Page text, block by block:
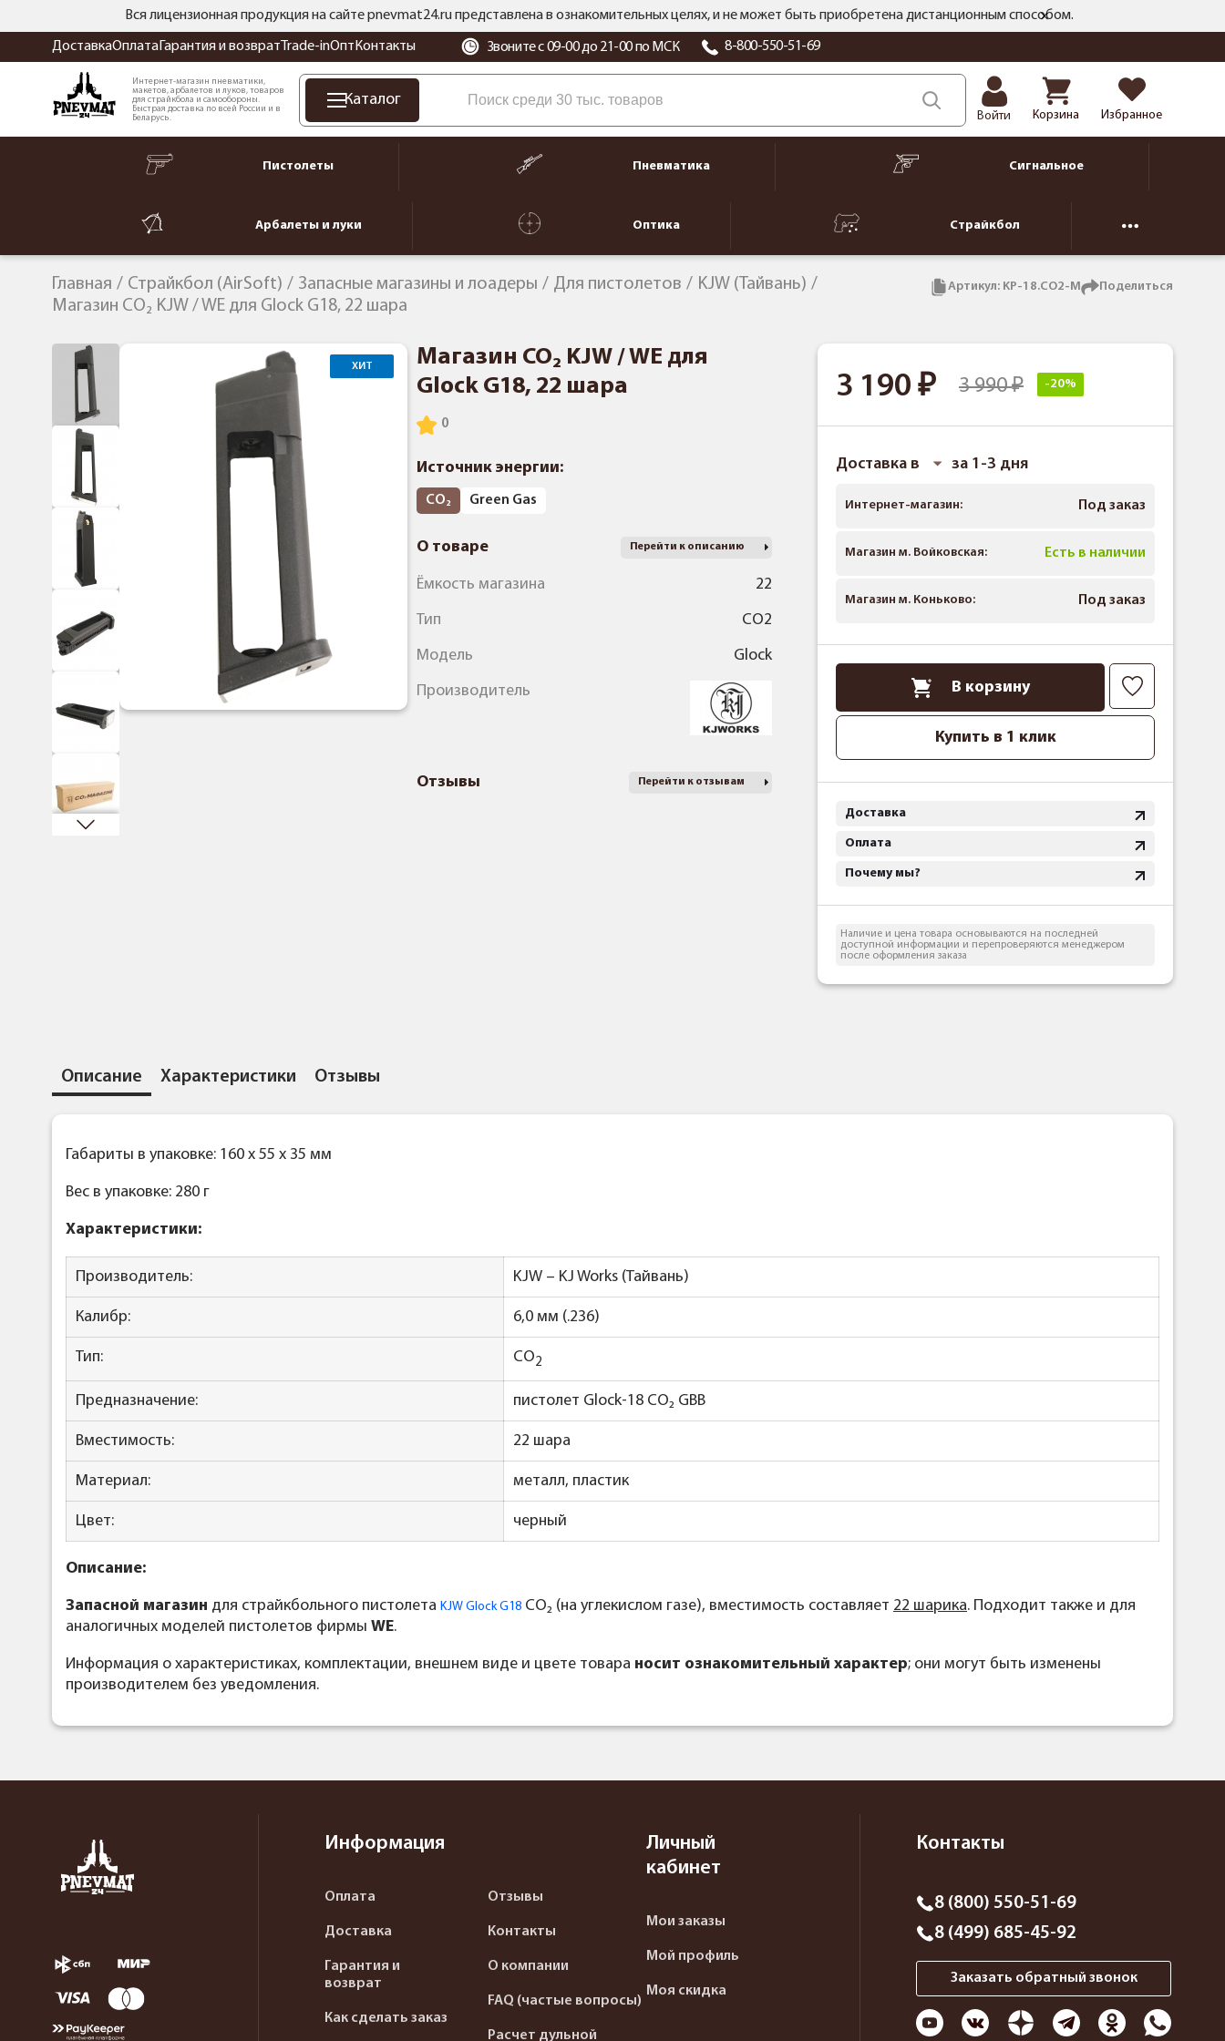
Вся лицензионная продукция на сайте pnevmat24.ru представлена в ознакомительных целях, и не может быть приобретена дистанционным способом.
ДоставкаОплата Гарантия и возврат Trade-inОпт Контакты Звоните с 09-00 до 21-00 по МСК 8-800-550-51-69
Интернет-магазин пневматики,
макетов, арбалетов и луков, товаров
для страйкбола и самообороны.
Быстрая доставка по всей России и в
Беларусь.
Каталог
Войти Корзина Избранное
Пистолеты Пневматика Сигнальное
Арбалеты и луки Оптика Страйкбол
Главная Страйкбол (AirSoft) Запасные магазины и лоадеры Для пистолетов
KJW (Тайвань)
Магазин CO₂ KJW / WE для Glock G18, 22 шара
Артикул: KP-18.CO2-M Поделиться
ХИТ
Магазин CO₂ KJW / WE для
Glock G18, 22 шара
Источник энергии:
CO₂ Green Gas
О товаре Перейти к описанию
Ёмкость магазина 22
Тип CO2
Модель Glock
Производитель
Отзывы Перейти к отзывам
3 190 3 990 -20%
Доставка в за 1-3 дня
Интернет-магазин: Под заказ
Магазин м. Войковская: Есть в наличии
Магазин м. Коньково: Под заказ
В корзину
Купить в 1 клик
Доставка
Оплата
Почему мы?
Наличие и цена товара основываются на последней
доступной информации и перепроверяются менеджером
после оформления заказа
Описание Характеристики Отзывы
Габариты в упаковке: 160 x 55 x 35 мм
Вес в упаковке: 280 г
Характеристики:
Производитель: KJW – KJ Works (Тайвань)
Калибр: 6,0 мм (.236)
Тип: CO2
Предназначение: пистолет Glock-18 CO₂ GBB
Вместимость: 22 шара
Материал: металл, пластик
Цвет: черный
Описание:
Запасной магазин для страйкбольного пистолета KJW Glock G18 CO₂ (на углекислом газе), вместимость составляет 22 шарика. Подходит также и для
аналогичных моделей пистолетов фирмы WE.
Информация о характеристиках, комплектации, внешнем виде и цвете товара носит ознакомительный характер; они могут быть изменены
производителем без уведомления.
Информация
Оплата
Доставка
Гарантия и
возврат
Как сделать заказ
Отзывы
Контакты
О компании
FAQ (частые вопросы)
Расчет дульной
Личный
кабинет
Мои заказы
Мой профиль
Моя скидка
Контакты
8 (800) 550-51-69
8 (499) 685-45-92
Заказать обратный звонок